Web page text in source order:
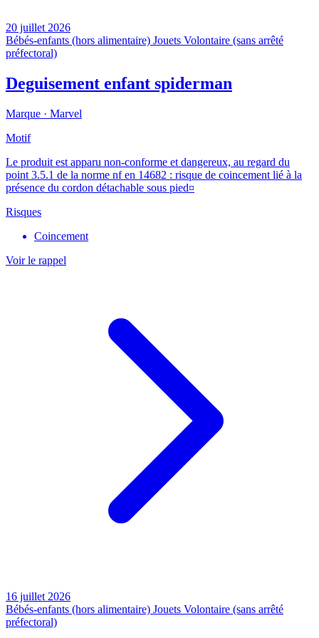
20 juillet 2026
Bébés-enfants (hors alimentaire) Jouets Volontaire (sans arrêté
préfectoral)
Deguisement enfant spiderman
Marque · Marvel
Motif
Le produit est apparu non-conforme et dangereux, au regard du
point 3.5.1 de la norme nf en 14682 : risque de coincement lié à la
présence du cordon détachable sous pied¤
Risques
Coincement
Voir le rappel
16 juillet 2026
Bébés-enfants (hors alimentaire) Jouets Volontaire (sans arrêté
préfectoral)